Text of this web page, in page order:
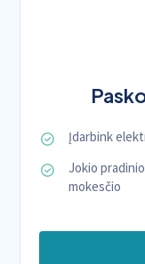
Įdarbink
Jokio
mokesčio